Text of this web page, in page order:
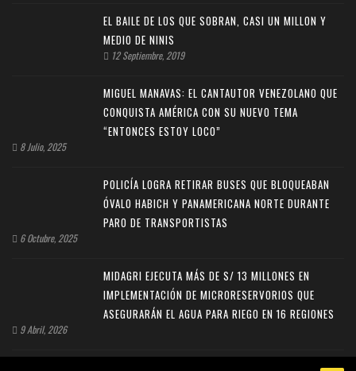
EL BAILE DE LOS QUE SOBRAN, CASI UN MILLON Y
MEDIO DE NINIS
12 Septiembre, 2019
MIGUEL MANAVAS: EL CANTAUTOR VENEZOLANO QUE
CONQUISTA AMÉRICA CON SU NUEVO TEMA
“ENTONCES ESTOY LOCO”
8 Julio, 2025
POLICÍA LOGRA RETIRAR BUSES QUE BLOQUEABAN
ÓVALO HABICH Y PANAMERICANA NORTE DURANTE
PARO DE TRANSPORTISTAS
6 Octubre, 2025
MIDAGRI EJECUTA MÁS DE S/ 13 MILLONES EN
IMPLEMENTACIÓN DE MICRORESERVORIOS QUE
ASEGURARÁN EL AGUA PARA RIEGO EN 16 REGIONES
9 Abril, 2026